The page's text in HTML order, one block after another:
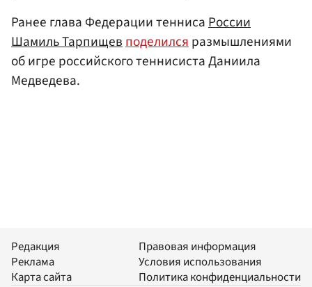
Ранее глава Федерации теннисаРоссии
Шамиль Тарпищевподелилсяразмышлениями
об игре российского теннисиста Даниила
Медведева.
Редакция
Реклама
Карта сайта
Правовая информация
Условия использования
Политика конфиденциальности